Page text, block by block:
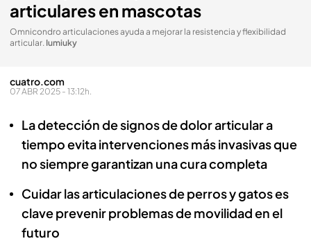
articulares en mascotas
Omnicondro articulaciones ayuda a mejorar la resistencia y flexibilidad
articular. Iumiuky
cuatro.com
07 ABR 2025 - 13:12h.
La detección de signos de dolor articular a
tiempo evita intervenciones más invasivas que
no siempre garantizan una cura completa
Cuidar las articulaciones de perros y gatos es
clave prevenir problemas de movilidad en el
futuro